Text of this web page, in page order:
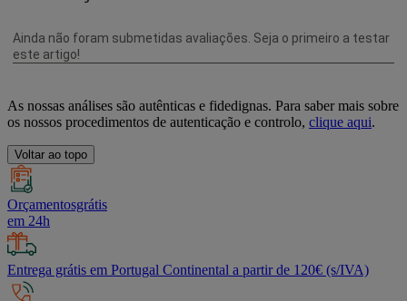
As nossas análises são autênticas e fidedignas. Para saber mais sobre
os nossos procedimentos de autenticação e controlo, clique aqui.
Voltar ao topo
Orçamentosgrátis
em 24h
Entrega grátis em Portugal Continental a partir de 120€ (s/IVA)